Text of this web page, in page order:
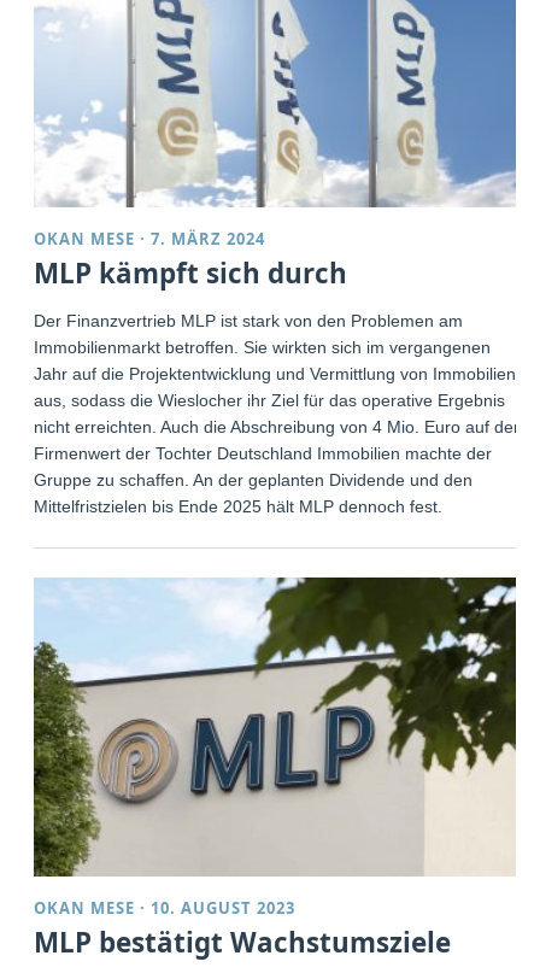
OKAN MESE ·7. MÄRZ 2024
MLP kämpft sich durch
Der Finanzvertrieb MLP ist stark von den Problemen am
Immobilienmarkt betroffen. Sie wirkten sich im vergangenen
Jahr auf die Projektentwicklung und Vermittlung von Immobilien
aus, sodass die Wieslocher ihr Ziel für das operative Ergebnis
nicht erreichten. Auch die Abschreibung von 4 Mio. Euro auf den
Firmenwert der Tochter Deutschland Immobilien machte der
Gruppe zu schaffen. An der geplanten Dividende und den
Mittelfristzielen bis Ende 2025 hält MLP dennoch fest.
OKAN MESE · 10. AUGUST 2023
MLP bestätigt Wachstumsziele